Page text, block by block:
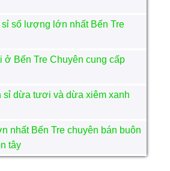
số lượng lớn nhất Bến Tre
Bến Tre Chuyên cung cấp
sỉ dừa tươi và dừa xiêm xanh
nhất Bến Tre chuyên bán buôn
tây